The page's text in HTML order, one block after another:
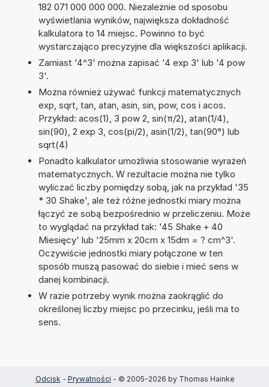
182 071 000 000 000. Niezależnie od sposobu
wyświetlania wyników, największa dokładność
kalkulatora to 14 miejsc. Powinno to być
wystarczająco precyzyjne dla większości aplikacji.
Zamiast '4^3' można zapisać '4 exp 3' lub '4 pow
3'.
Można również używać funkcji matematycznych
exp, sqrt, tan, atan, asin, sin, pow, cos i acos.
Przykład: acos(1), 3 pow 2, sin(π/2), atan(1/4),
sin(90), 2 exp 3, cos(pi/2), asin(1/2), tan(90°) lub
sqrt(4)
Ponadto kalkulator umożliwia stosowanie wyrażeń
matematycznych. W rezultacie można nie tylko
wyliczać liczby pomiędzy sobą, jak na przykład '35
* 30 Shake', ale też różne jednostki miary można
łączyć ze sobą bezpośrednio w przeliczeniu. Może
to wyglądać na przykład tak: '45 Shake + 40
Miesięcy' lub '25mm x 20cm x 15dm = ? cm^3'.
Oczywiście jednostki miary połączone w ten
sposób muszą pasować do siebie i mieć sens w
danej kombinacji.
W razie potrzeby wynik można zaokrąglić do
określonej liczby miejsc po przecinku, jeśli ma to
sens.
Odcisk - Prywatności - © 2005-2026 by Thomas Hainke